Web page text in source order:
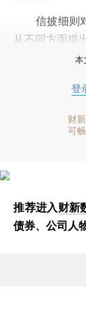
信披细则对
从不同方面提
本
登
财
可
推荐进入财新
债券、公司人